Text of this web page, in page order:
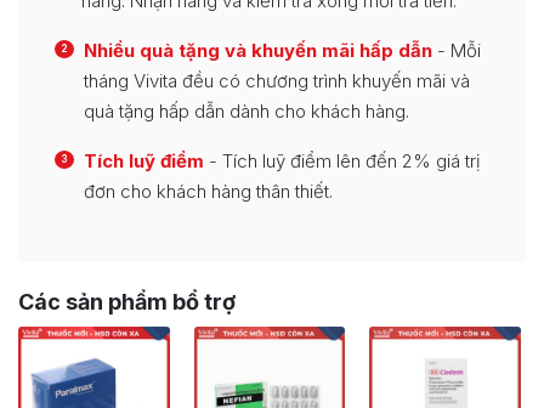
2 Nhiều quà tặng và khuyến mãi hấp dẫn - Mỗi
tháng Vivita đều có chương trình khuyến mãi và
quà tặng hấp dẫn dành cho khách hàng.
3 Tích luỹ điểm - Tích luỹ điểm lên đến 2% giá trị
đơn cho khách hàng thân thiết.
Các sản phẩm bổ trợ